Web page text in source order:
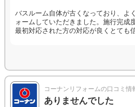
バスルーム自体が古くなっており、よ
ォームしていただきました。施行完成
最初対応された方の対応が良くとても
コーナンリフォームの口コミ情
ありませんでした